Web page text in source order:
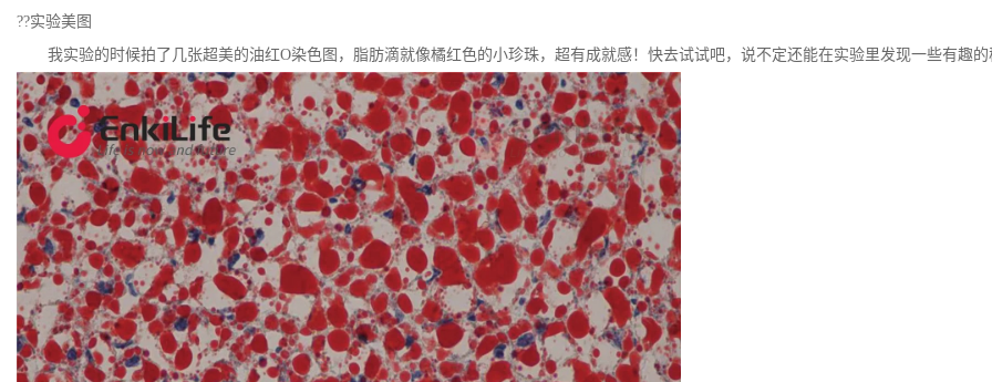
??实验美图
我实验的时候拍了几张超美的油红O染色图，脂肪滴就像橘红色的小珍珠，超有成就感！快去试试吧，说不定还能在实验里发现一些有趣